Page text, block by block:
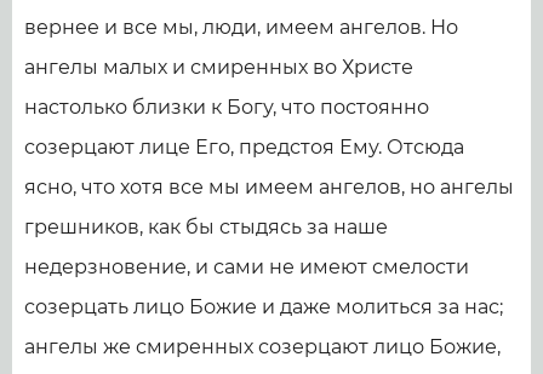
вернее и все мы, люди, имеем ангелов. Но
ангелы малых и смиренных во Христе
настолько близки к Богу, что постоянно
созерцают лице Его, предстоя Ему. Отсюда
ясно, что хотя все мы имеем ангелов, но ангелы
грешников, как бы стыдясь за наше
недерзновение, и сами не имеют смелости
созерцать лицо Божие и даже молиться за нас;
ангелы же смиренных созерцают лицо Божие,